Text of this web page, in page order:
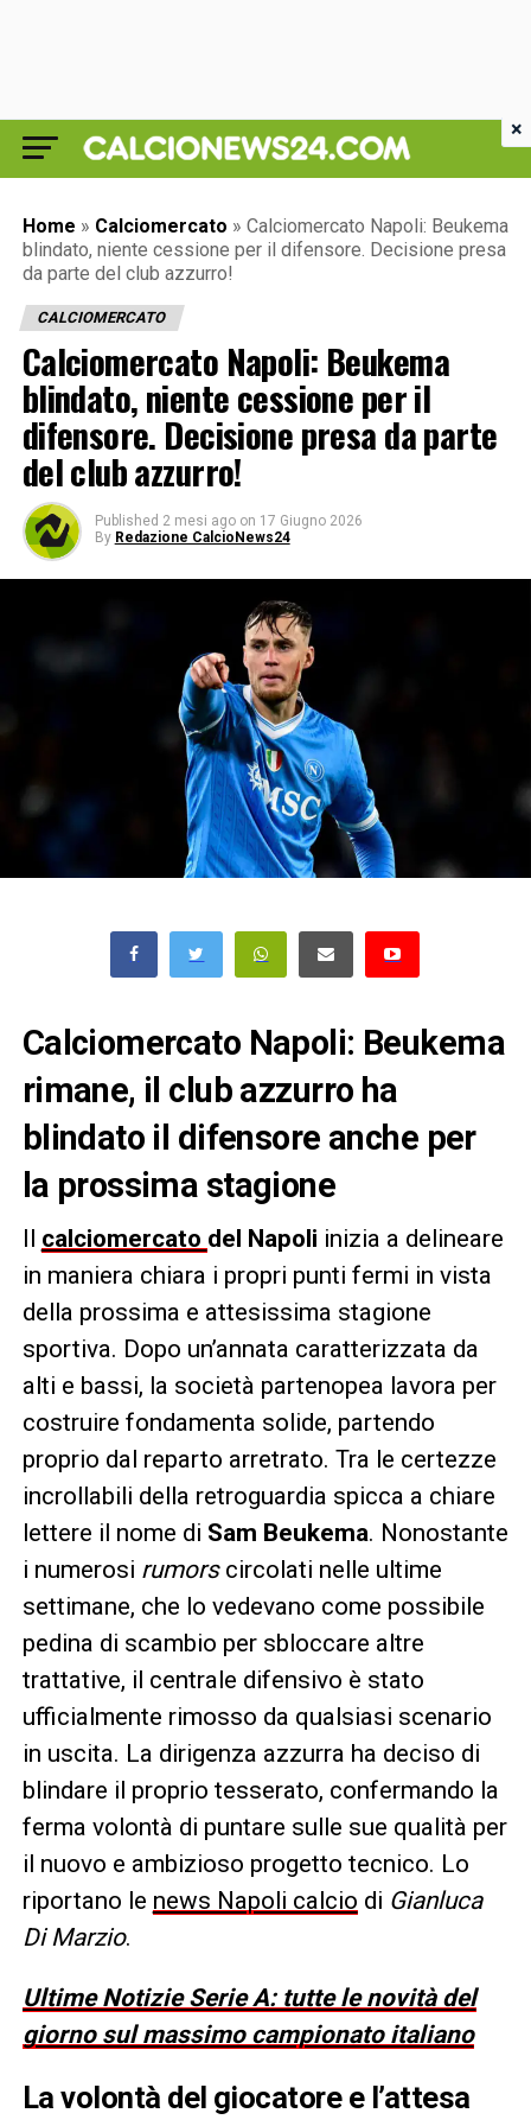
Home » Calciomercato » Calciomercato Napoli: Beukema
blindato, niente cessione per il difensore. Decisione presa
da parte del club azzurro!
CALCIOMERCATO
Calciomercato Napoli: Beukema
blindato, niente cessione per il
difensore. Decisione presa da parte
del club azzurro!
Published 2 mesi ago on 17 Giugno 2026
By Redazione CalcioNews24
Calciomercato Napoli: Beukema
rimane, il club azzurro ha
blindato il difensore anche per
la prossima stagione
Il calciomercato del Napoli inizia a delineare
in maniera chiara i propri punti fermi in vista
della prossima e attesissima stagione
sportiva. Dopo un’annata caratterizzata da
alti e bassi, la società partenopea lavora per
costruire fondamenta solide, partendo
proprio dal reparto arretrato. Tra le certezze
incrollabili della retroguardia spicca a chiare
lettere il nome di Sam Beukema. Nonostante
i numerosi rumorscircolati nelle ultime
settimane, che lo vedevano come possibile
pedina di scambio per sbloccare altre
trattative, il centrale difensivo è stato
ufficialmente rimosso da qualsiasi scenario
in uscita. La dirigenza azzurra ha deciso di
blindare il proprio tesserato, confermando la
ferma volontà di puntare sulle sue qualità per
il nuovo e ambizioso progetto tecnico. Lo
riportano le news Napoli calcio di Gianluca
Di Marzio.
Ultime Notizie Serie A: tutte le novità del
giorno sul massimo campionato italiano
La volontà del giocatore e l’attesa
×